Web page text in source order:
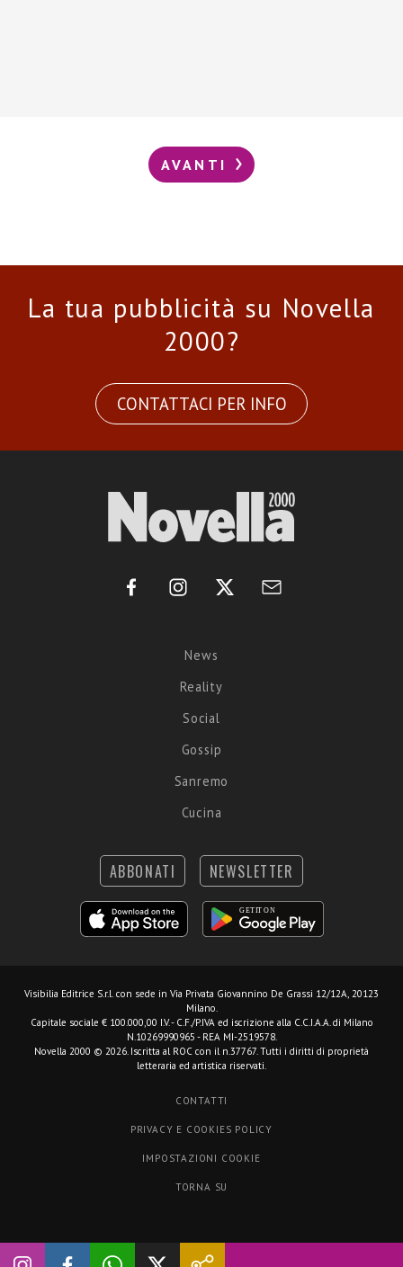
AVANTI
La tua pubblicità su Novella
2000?
CONTATTACI PER INFO
News
Reality
Social
Gossip
Sanremo
Cucina
ABBONATI NEWSLETTER
Visibilia Editrice S.r.l. con sede in Via Privata Giovannino De Grassi 12/12A, 20123
Milano.
Capitale sociale € 100.000,00 I.V. - C.F./P.IVA ed iscrizione alla C.C.I.A.A. di Milano
N.10269990965 - REA MI-2519578.
Novella 2000 © 2026. Iscritta al ROC con il n.37767. Tutti i diritti di proprietà
letteraria ed artistica riservati.
CONTATTI
PRIVACY E COOKIES POLICY
IMPOSTAZIONI COOKIE
TORNA SU